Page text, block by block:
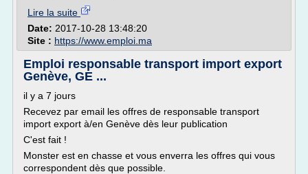
Lire la suite
Date: 2017-10-28 13:48:20
Site : https://www.emploi.ma
Emploi responsable transport import export
Genève, GE ...
il y a 7 jours
Recevez par email les offres de responsable transport
import export à/en Genève dès leur publication
C'est fait !
Monster est en chasse et vous enverra les offres qui vous
correspondent dès que possible.